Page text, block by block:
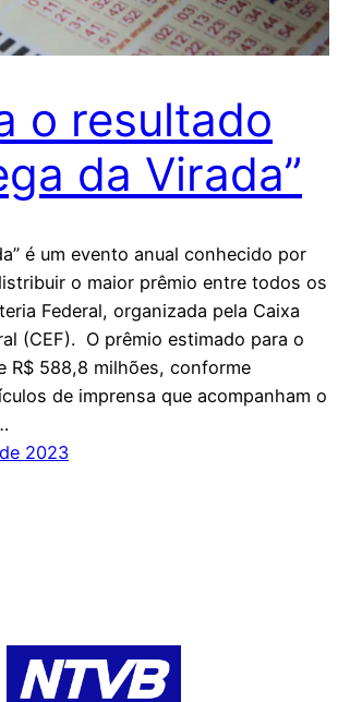
o resultado
da Virada”
é um evento anual conhecido por
o maior prêmio entre todos os
Federal, organizada pela Caixa
(CEF). O prêmio estimado para o
R$ 588,8 milhões, conforme
de imprensa que acompanham o
2023